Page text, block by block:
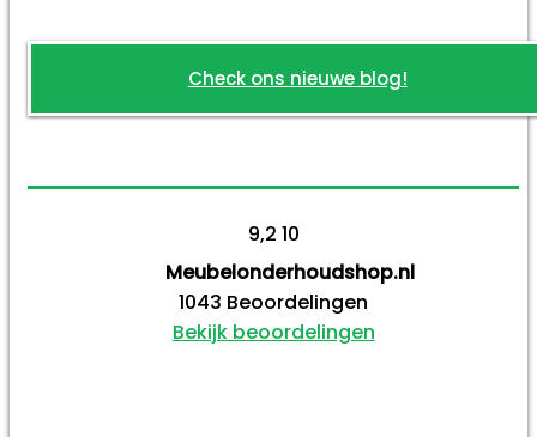
Check ons nieuwe blog!
9,2 10
Meubelonderhoudshop.nl
1043 Beoordelingen
Bekijk beoordelingen